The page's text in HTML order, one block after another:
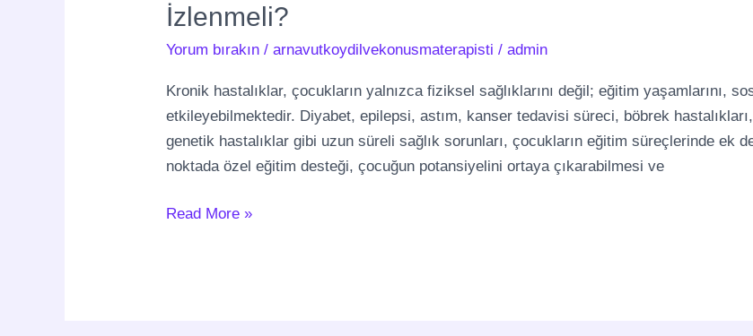
İzlenmeli?
Yorum bırakın /arnavutkoydilvekonusmaterapisti /admin
Kronik hastalıklar, çocukların yalnızca fiziksel sağlıklarını değil; eğitim yaşamlarını,
etkileyebilmektedir. Diyabet, epilepsi, astım, kanser tedavisi süreci, böbrek
genetik hastalıklar gibi uzun süreli sağlık sorunları, çocukların eğitim süreçlerinde ek
noktada özel eğitim desteği, çocuğun potansiyelini ortaya çıkarabilmesi ve
Read More »